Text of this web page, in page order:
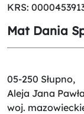
KRS:
Mat Dania
05-250 Słupno,
Aleja Jana
woj.